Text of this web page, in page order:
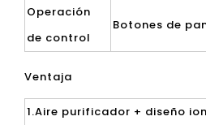
Operación
de control
Botones de
Ventaja
1.Aire purificador + diseño